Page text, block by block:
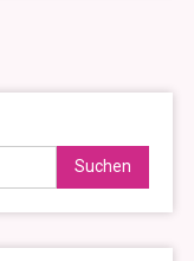
Suchen